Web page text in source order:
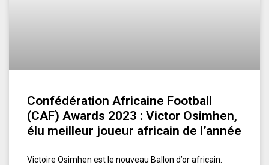
Confédération Africaine Football
(CAF) Awards 2023 : Victor Osimhen,
élu meilleur joueur africain de l’année
Victoire Osimhen est le nouveau Ballon d’or africain.